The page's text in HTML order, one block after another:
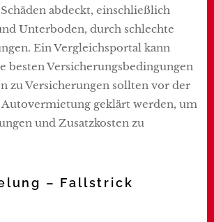
abdeckt, einschließlich
Unterboden, durch schlechte
Ein Vergleichsportal kann
besten Versicherungsbedingungen
zu Versicherungen sollten vor der
geklärt werden, um
und Zusatzkosten zu
– Fallstrick